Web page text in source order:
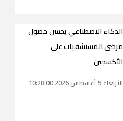
الذكاء الاصطناعي يحسن حصول
مرضى المستشفيات على
الأكسجين
الأربعاء 5 أغسطس 2026 10:28:00